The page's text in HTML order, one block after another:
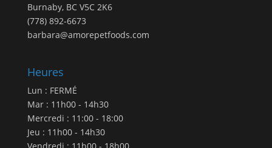
Burnaby, BC V5C 2K6
(778) 892-6673
barbara@amorepetfoods.com
Heures
Lun : FERMÉ
Mar : 11h00 - 14h30
Mercredi : 11:00 - 18:00
Jeu : 11h00 - 14h30